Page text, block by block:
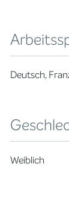
Deutsch,
Weiblich